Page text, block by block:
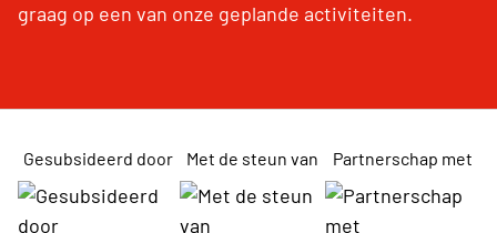
graag op een van onze geplande activiteiten.
Gesubsideerd door Met de steun van Partnerschap met